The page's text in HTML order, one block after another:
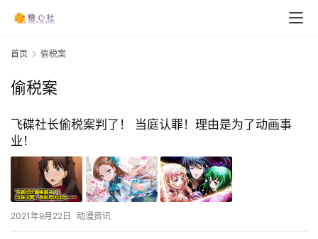
首页 偷税案
偷税案
飞碟社长偷税案判了！ 当庭认罪！理由是为了动画事
业！
2021年9月22日 动漫资讯